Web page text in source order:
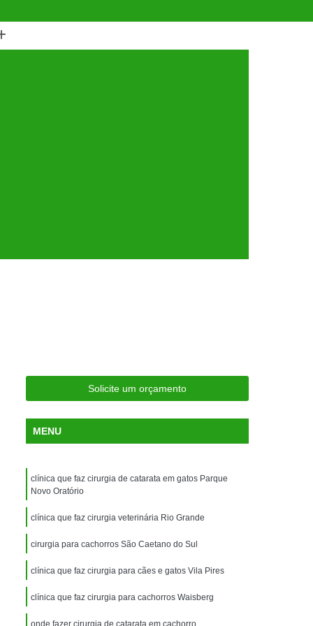
para Silvestres
para Animais Silvestres
Consulta para Animais Silvestres
Santo André
Consulta para Animal Silvestre
Veterinária para Animais Silvestres
Exame de Eletrocardiograma Veterinário
Exame de Imagem para Animais
Exame de Radiologia para Animais
Exame de Sangue para Animais
Solicite um orçamento
MENU
clínica que faz cirurgia de catarata em gatos Parque
Novo Oratório
clínica que faz cirurgia veterinária Rio Grande
cirurgia para cachorros São Caetano do Sul
clínica que faz cirurgia para cães e gatos Vila Pires
clínica que faz cirurgia para cachorros Waisberg
onde fazer cirurgia de catarata em cachorro